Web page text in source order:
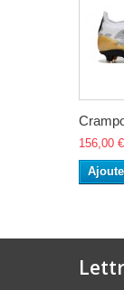
156,00 €